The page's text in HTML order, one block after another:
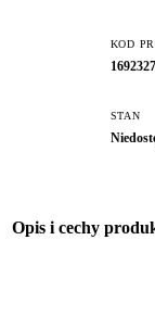
KOD
STAN
Opis i cechy